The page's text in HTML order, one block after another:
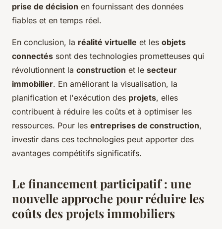
prise de décision en fournissant des données
fiables et en temps réel.
En conclusion, la réalité virtuelle et les objets
connectés sont des technologies prometteuses qui
révolutionnent la construction et le secteur
immobilier. En améliorant la visualisation, la
planification et l'exécution des projets, elles
contribuent à réduire les coûts et à optimiser les
ressources. Pour les entreprises de construction,
investir dans ces technologies peut apporter des
avantages compétitifs significatifs.
Le financement participatif : une
nouvelle approche pour réduire les
coûts des projets immobiliers